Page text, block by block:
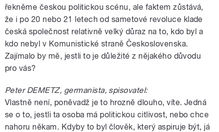
řekněme českou politickou scénu, ale faktem zůstává,
že i po 20 nebo 21 letech od sametové revoluce klade
česká společnost relativně velký důraz na to, kdo byl a
kdo nebyl v Komunistické straně Československa.
Zajímalo by mě, jestli to je důležité z nějakého důvodu
pro vás?
Peter DEMETZ, germanista, spisovatel:
Vlastně není, poněvadž je to hrozně dlouho, víte. Jedná
se o to, jestli ta osoba má politickou citlivost, nebo chce
nahoru někam. Kdyby to byl člověk, který aspiruje být, já